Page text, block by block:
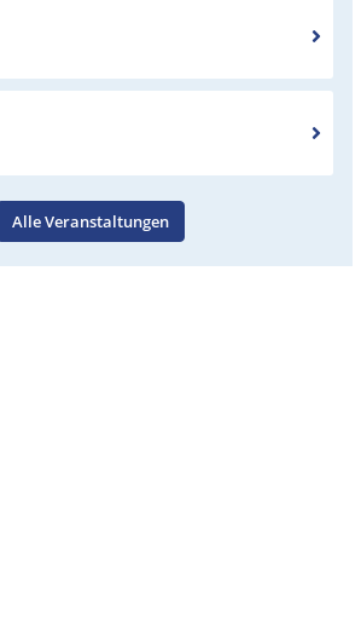
Alle Veranstaltungen